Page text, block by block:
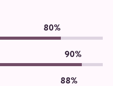
80%
90%
88%